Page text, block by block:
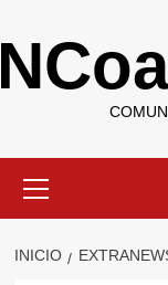
al
contenido
primario
INICIO